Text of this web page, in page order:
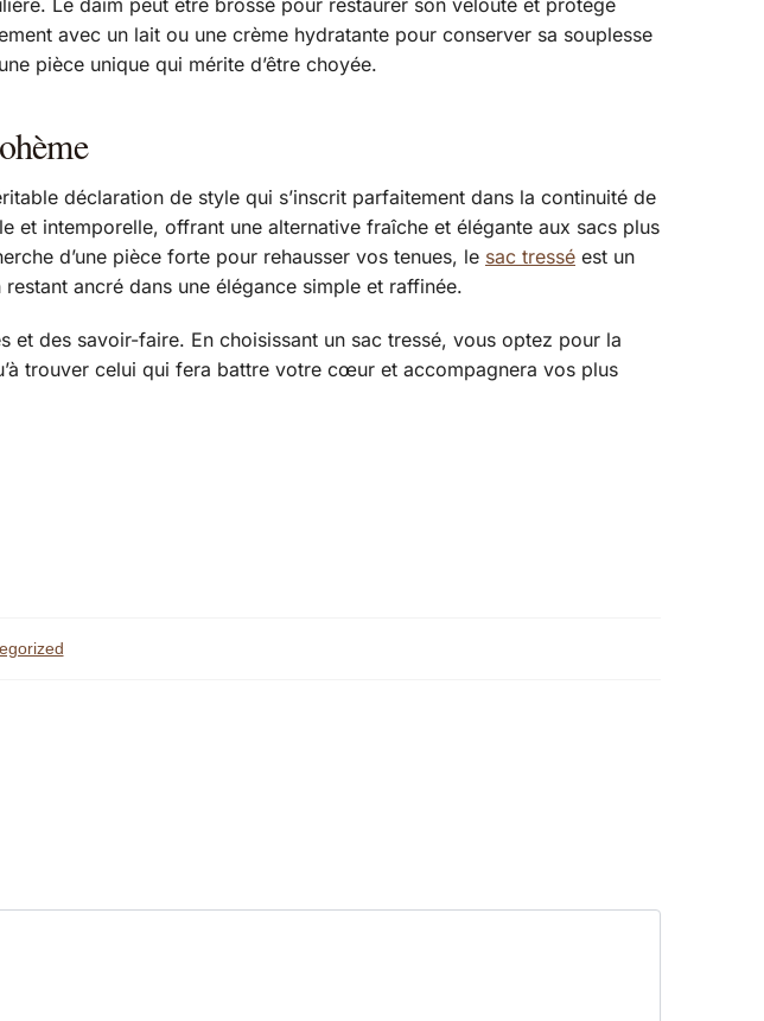
Le daim peut être brossé pour restaurer son velouté et protégé
avec un lait ou une crème hydratante pour conserver sa souplesse
pièce unique qui mérite d’être choyée.
déclaration de style qui s’inscrit parfaitement dans la continuité de
et intemporelle, offrant une alternative fraîche et élégante aux sacs plus
d’une pièce forte pour rehausser vos tenues, le sac tressé est un
ancré dans une élégance simple et raffinée.
et des savoir-faire. En choisissant un sac tressé, vous optez pour la
trouver celui qui fera battre votre cœur et accompagnera vos plus